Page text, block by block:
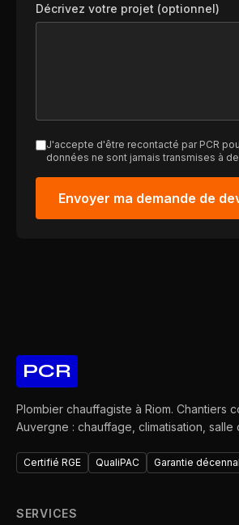
Décrivez votre projet (optionnel)
J'accepte d'être recontacté par PCR
données ne sont jamais transmises à
Envoyer ma demande de
PCR
Plombier chauffagiste à Riom. Chantiers
Auvergne : chauffage, climatisation, salle
Certifié RGE QualiPAC Garantie
SERVICES